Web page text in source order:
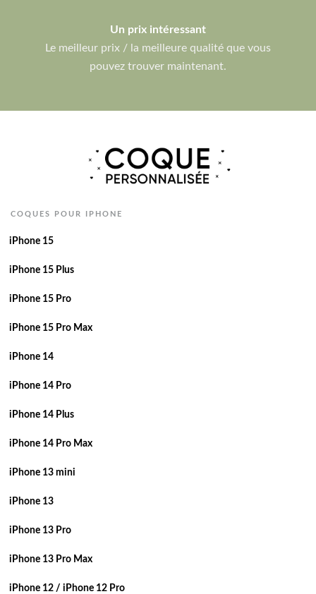
Un prix intéressant
Le meilleur prix / la meilleure qualité que vous
pouvez trouver maintenant.
COQUES POUR IPHONE
iPhone 15
iPhone 15 Plus
iPhone 15 Pro
iPhone 15 Pro Max
iPhone 14
iPhone 14 Pro
iPhone 14 Plus
iPhone 14 Pro Max
iPhone 13 mini
iPhone 13
iPhone 13 Pro
iPhone 13 Pro Max
iPhone 12 / iPhone 12 Pro